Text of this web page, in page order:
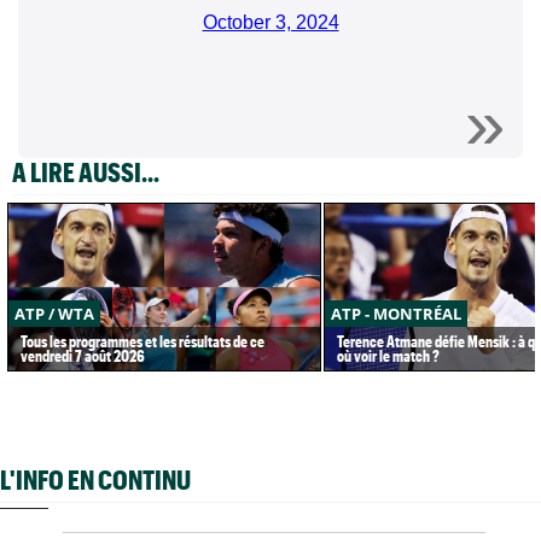
October 3, 2024
A LIRE AUSSI...
ATP / WTA
Tous les programmes et les résultats de ce
vendredi 7 août 2026
ATP - MONTRÉAL
Terence Atmane défie Mensik : à
où voir le match ?
L'INFO EN CONTINU